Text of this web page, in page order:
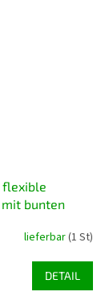
flexible
bunten
lieferbar(1 St)
DETAIL